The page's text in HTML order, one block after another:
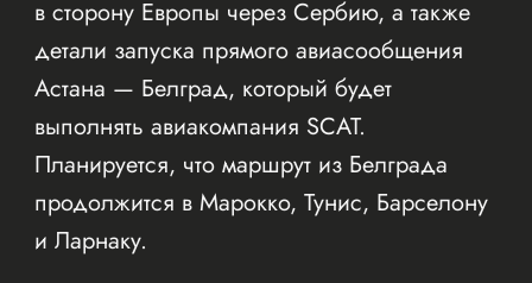
в сторону Европы через Сербию, а также
детали запуска прямого авиасообщения
Астана — Белград, который будет
выполнять авиакомпания SCAT.
Планируется, что маршрут из Белграда
продолжится в Марокко, Тунис, Барселону
и Ларнаку.